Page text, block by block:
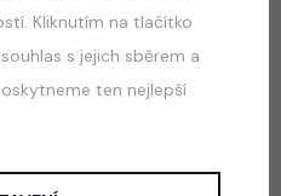
soft velur souprava modrá
Kliknutím na tlačítko
s jejich sběrem a
ten nejlepší